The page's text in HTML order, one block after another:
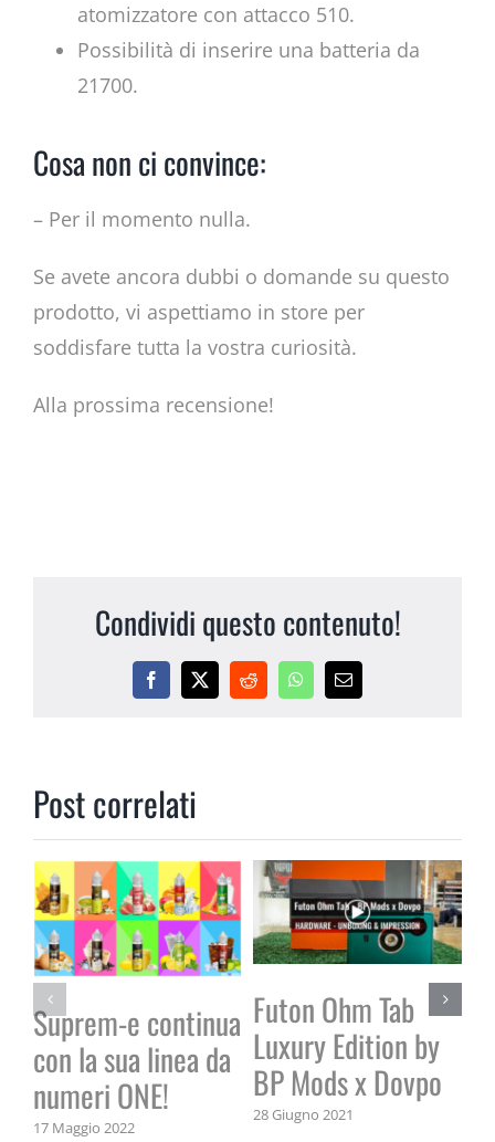
atomizzatore con attacco 510.
Possibilità di inserire una batteria da
21700.
Cosa non ci convince:
– Per il momento nulla.
Se avete ancora dubbi o domande su questo
prodotto, vi aspettiamo in store per
soddisfare tutta la vostra curiosità.
Alla prossima recensione!
Condividi questo contenuto!
Facebook
X RedditWhatsApp
Email
Post correlati
Suprem-e continua
con la sua linea da
numeri ONE!
17 Maggio 2022
Futon Ohm Tab
Luxury Edition by
BP Mods x Dovpo
28 Giugno 2021